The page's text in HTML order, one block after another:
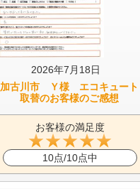
2026年7月18日
加古川市 Ｙ様 エコキュート
取替のお客様のご感想
お客様の満足度
10点/10点中